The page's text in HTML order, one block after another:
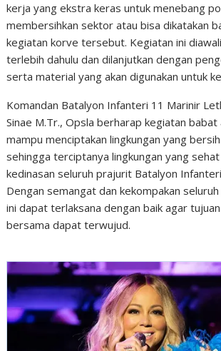
kerja yang ekstra keras untuk menebang
membersihkan sektor atau bisa dikatakan
kegiatan korve tersebut. Kegiatan ini
terlebih dahulu dan dilanjutkan dengan
serta material yang akan digunakan untuk
Komandan Batalyon Infanteri 11 Marinir
Sinae M.Tr., Opsla berharap kegiatan
mampu menciptakan lingkungan yang
sehingga terciptanya lingkungan yang
kedinasan seluruh prajurit Batalyon
Dengan semangat dan kekompakan
ini dapat terlaksana dengan baik agar
bersama dapat terwujud.